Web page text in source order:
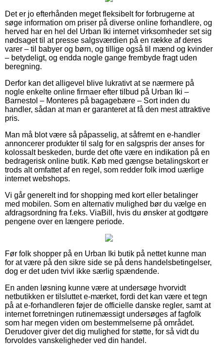
Det er jo efterhånden meget fleksibelt for forbrugerne at
søge information om priser på diverse online forhandlere, og
herved har en hel del Urban Iki internet virksomheder set sig
nødsaget til at presse salgsværdien på en række af deres
varer – til babyer og børn, og tillige også til mænd og kvinder
– betydeligt, og endda nogle gange frembyde fragt uden
beregning.
Derfor kan det alligevel blive lukrativt at se nærmere på
nogle enkelte online firmaer efter tilbud på Urban Iki –
Barnestol – Monteres på bagagebære – Sort inden du
handler, sådan at man er garanteret at få den mest attraktive
pris.
Man må blot være så påpasselig, at såfremt en e-handler
annoncerer produkter til salg for en salgspris der anses for
kolossalt beskeden, burde det ofte være en indikation på en
bedragerisk online butik. Køb med gængse betalingskort er
trods alt omfattet af en regel, som redder folk imod uærlige
internet webshops.
Vi går generelt ind for shopping med kort eller betalinger
med mobilen. Som en alternativ mulighed bør du vælge en
afdragsordning fra f.eks. ViaBill, hvis du ønsker at godtgøre
pengene over en længere periode.
Før folk shopper på en Urban Iki butik på nettet kunne man
for at være på den sikre side se på dens handelsbetingelser,
dog er det uden tvivl ikke særlig spændende.
En anden løsning kunne være at undersøge hvorvidt
netbutikken er tilsluttet e-mærket, fordi det kan være et tegn
på at e-forhandleren føjer de officielle danske regler, samt at
internet forretningen rutinemæssigt undersøges af fagfolk
som har megen viden om bestemmelserne på området.
Derudover giver det dig mulighed for støtte, for så vidt du
forvoldes vanskeligheder ved din handel.